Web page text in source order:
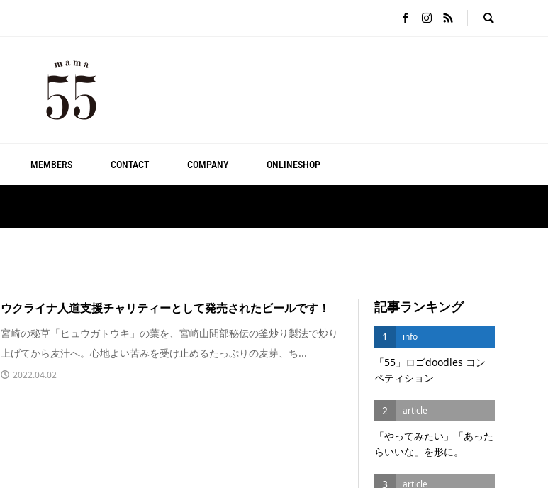
MEMBERS CONTACT COMPANY ONLINESHOP
ウクライナ人道支援チャリティーとして発売されたビールです！
宮崎の秘草「ヒュウガトウキ」の葉を、宮崎山間部秘伝の釜炒り製法で炒り
上げてから麦汁へ。心地よい苦みを受け止めるたっぷりの麦芽、ち...
2022.04.02
記事ランキング
1 info
「55」ロゴdoodles コン
ペティション
2 article
「やってみたい」「あった
らいいな」を形に。
3 article